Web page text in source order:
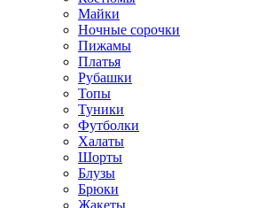
Майки
Ночные сорочки
Пижамы
Платья
Рубашки
Топы
Туники
Футболки
Халаты
Шорты
Блузы
Брюки
Жакеты